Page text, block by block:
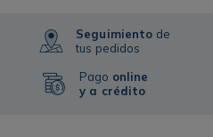
Seguimiento de
tus pedidos
Pago online
y a crédito